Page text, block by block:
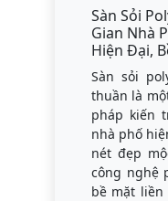
Sàn Sỏi
Gian Nhà
Hiện Đại,
Sàn sỏi
thuần là
pháp kiến
nhà phố
nét đẹp
công nghệ
bề mặt liền